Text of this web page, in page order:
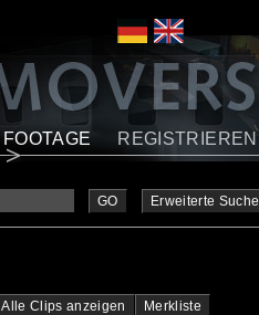
FOOTAGE REGISTRIEREN
GO Erweiterte Suche
Alle Clips anzeigen Merkliste